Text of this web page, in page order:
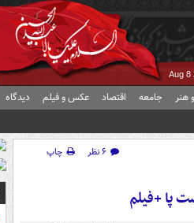
Aug 8
هنر جامعه اقتصاد عکس و فیلم دیدگاه
۶ نظر
چاپ
پا +فیلم